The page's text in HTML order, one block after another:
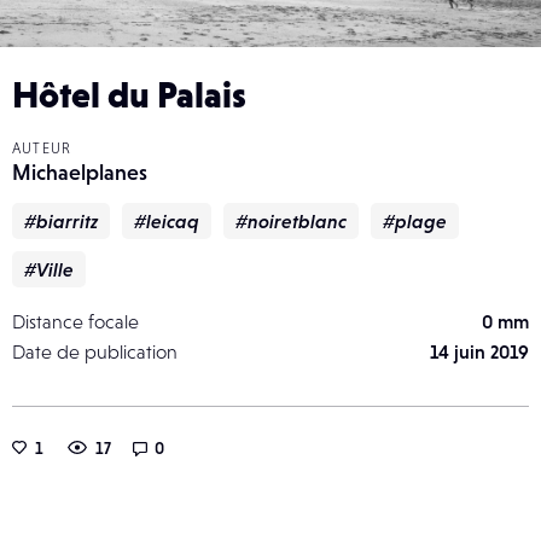
Hôtel du Palais
AUTEUR
Michaelplanes
#biarritz #leicaq #noiretblanc #plage
#Ville
Distance focale
0 mm
Date de publication
14 juin 2019
1 17 0